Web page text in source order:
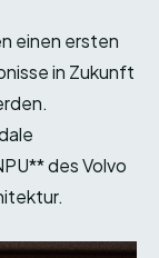
einen ersten
in Zukunft
des Volvo